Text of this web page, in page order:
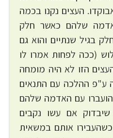
מ300 עצי אבוקדו. העצים נקנו בכמה
שלהם כאשר חלק
בגיל שנתיים והוא גם
(ככה לפחות אמרו לו
הזו לא היה מומחה
ע"פ ההלכה עם התנאים
עם האדמה שלהם
אם עשו נקבים
ואם כשהעבירו אותם במשאית